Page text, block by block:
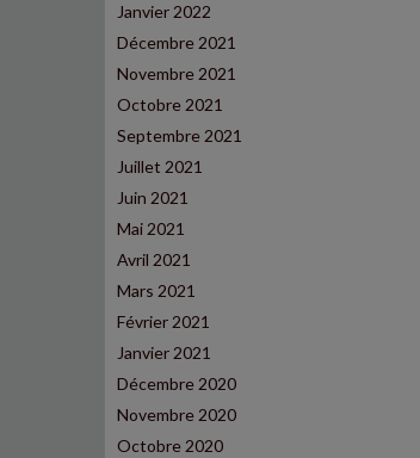
Janvier 2022
Décembre 2021
Novembre 2021
Octobre 2021
Septembre 2021
Juillet 2021
Juin 2021
Mai 2021
Avril 2021
Mars 2021
Février 2021
Janvier 2021
Décembre 2020
Novembre 2020
Octobre 2020